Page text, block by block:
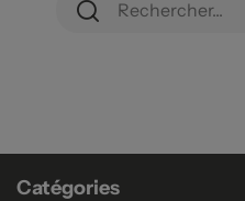
Catégories